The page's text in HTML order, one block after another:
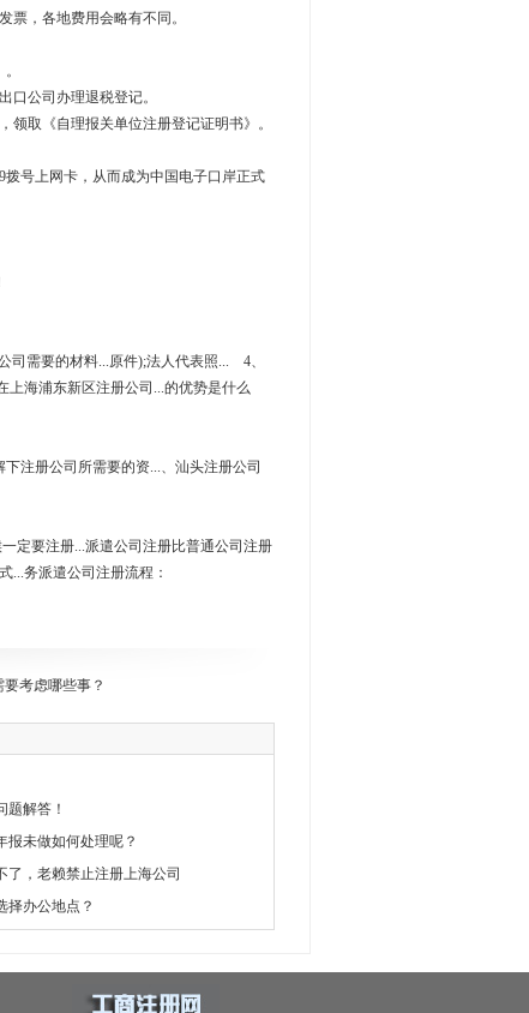
票，各地费用会略有不同。
口公司办理退税登记。
取《自理报关单位注册登记证明书》。
号上网卡，从而成为中国电子口岸正式
司需要的材料...原件);法人代表照... 4、
海浦东新区注册公司...的优势是什么
注册公司所需要的资...、汕头注册公司
定要注册...派遣公司注册比普通公司注册
...务派遣公司注册流程：
考虑哪些事？
题解答！
报未做如何处理呢？
了，老赖禁止注册上海公司
择办公地点？